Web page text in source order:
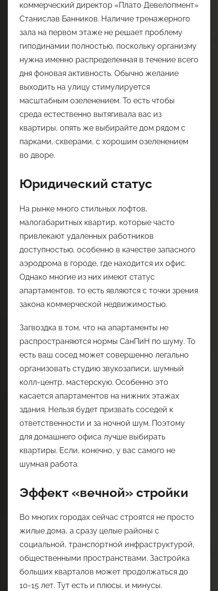
коммерческий директор «Плато Девелопмент»
Станислав Банников. Наличие тренажерного
зала на первом этаже не решает проблему
гиподинамии полностью, поскольку организму
нужна именно распределенная в течение всего
дня фоновая активность. Обычно желание
выходить на улицу стимулируется
масштабным озеленением. То есть чтобы
среда естественно вытягивала вас из
квартиры, опять же выбирайте дом рядом с
парками, скверами, с хорошим озеленением
во дворе.
Юридический статус
На рынке много стильных лофтов,
малогабаритных квартир, которые часто
привлекают удаленных работников
доступностью, особенно в качестве запасного
аэродрома в городе, где находится их офис.
Однако многие из них имеют статус
апартаментов, то есть являются с точки зрения
закона коммерческой недвижимостью.
Загвоздка в том, что на апартаменты не
распространяются нормы СанПиН по шуму. То
есть ваш сосед может совершенно легально
организовать студию звукозаписи, шумный
колл-центр, мастерскую. Особенно это
касается апартаментов на нижних этажах
здания. Нельзя будет призвать соседей к
ответственности и за ночной шум. Поэтому
для домашнего офиса лучше выбирать
квартиры. Если, конечно, у вас самого не
шумная работа.
Эффект «вечной» стройки
Во многих городах сейчас строятся не просто
жилые дома, а сразу целые районы с
социальной, транспортной инфраструктурой,
общественными пространствами. Застройка
больших кварталов может продолжаться до
10-15 лет. Тут есть и плюсы, и минусы.